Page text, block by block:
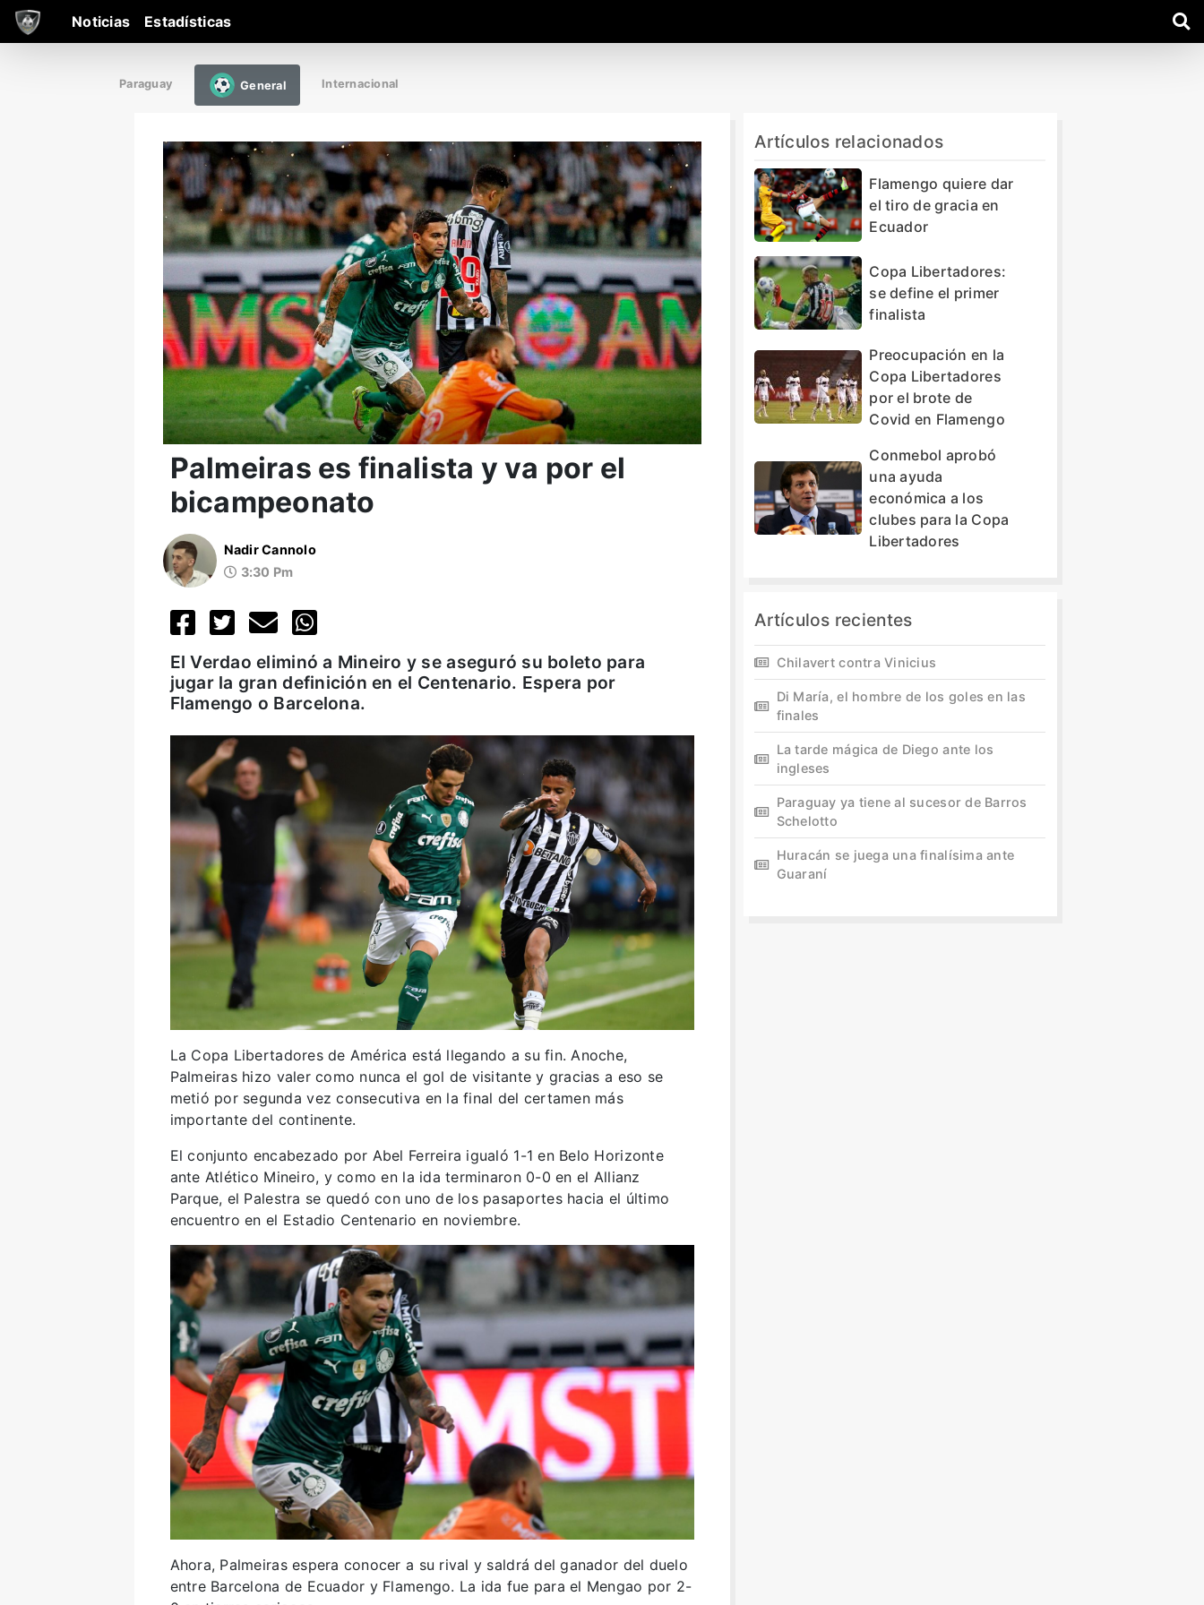
Noticias Estadísticas
Paraguay General Internacional
Palmeiras es finalista y va por el
bicampeonato
Nadir Cannolo
3:30 Pm
El Verdao eliminó a Mineiro y se aseguró su boleto para
jugar la gran definición en el Centenario. Espera por
Flamengo o Barcelona.
La Copa Libertadores de América está llegando a su fin. Anoche,
Palmeiras hizo valer como nunca el gol de visitante y gracias a eso se
metió por segunda vez consecutiva en la final del certamen más
importante del continente.
El conjunto encabezado por Abel Ferreira igualó 1-1 en Belo Horizonte
ante Atlético Mineiro, y como en la ida terminaron 0-0 en el Allianz
Parque, el Palestra se quedó con uno de los pasaportes hacia el último
encuentro en el Estadio Centenario en noviembre.
Ahora, Palmeiras espera conocer a su rival y saldrá del ganador del duelo
entre Barcelona de Ecuador y Flamengo. La ida fue para el Mengao por 2-
Artículos relacionados
Flamengo quiere dar
el tiro de gracia en
Ecuador
Copa Libertadores:
se define el primer
finalista
Preocupación en la
Copa Libertadores
por el brote de
Covid en Flamengo
Conmebol aprobó
una ayuda
económica a los
clubes para la Copa
Libertadores
Artículos recientes
Chilavert contra Vinicius
Di María, el hombre de los goles en las
finales
La tarde mágica de Diego ante los
ingleses
Paraguay ya tiene al sucesor de Barros
Schelotto
Huracán se juega una finalísima ante
Guaraní